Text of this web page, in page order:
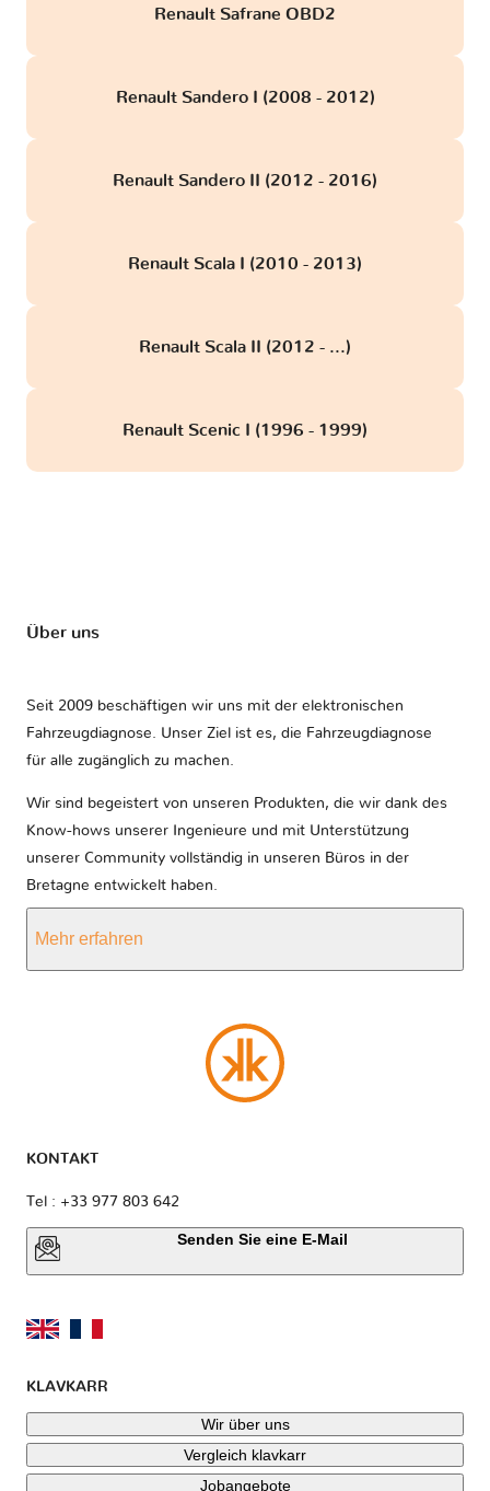
Renault Safrane OBD2
Renault Sandero I (2008 - 2012)
Renault Sandero II (2012 - 2016)
Renault Scala I (2010 - 2013)
Renault Scala II (2012 - ...)
Renault Scenic I (1996 - 1999)
Über uns
Seit 2009 beschäftigen wir uns mit der elektronischen
Fahrzeugdiagnose. Unser Ziel ist es, die Fahrzeugdiagnose
für alle zugänglich zu machen.
Wir sind begeistert von unseren Produkten, die wir dank des
Know-hows unserer Ingenieure und mit Unterstützung
unserer Community vollständig in unseren Büros in der
Bretagne entwickelt haben.
Mehr erfahren
KONTAKT
Tel : +33 977 803 642
Senden Sie eine E-Mail
KLAVKARR
Wir über uns
Vergleich klavkarr
Jobangebote